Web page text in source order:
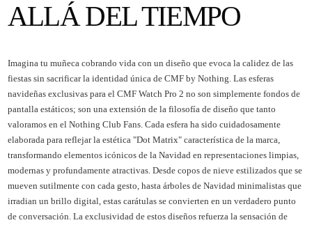
ALLÁ DEL TIEMPO
Imagina tu muñeca cobrando vida con un diseño que evoca la calidez de las
fiestas sin sacrificar la identidad única de CMF by Nothing. Las esferas
navideñas exclusivas para el CMF Watch Pro 2 no son simplemente fondos de
pantalla estáticos; son una extensión de la filosofía de diseño que tanto
valoramos en el Nothing Club Fans. Cada esfera ha sido cuidadosamente
elaborada para reflejar la estética "Dot Matrix" característica de la marca,
transformando elementos icónicos de la Navidad en representaciones limpias,
modernas y profundamente atractivas. Desde copos de nieve estilizados que se
mueven sutilmente con cada gesto, hasta árboles de Navidad minimalistas que
irradian un brillo digital, estas carátulas se convierten en un verdadero punto
de conversación. La exclusividad de estos diseños refuerza la sensación de